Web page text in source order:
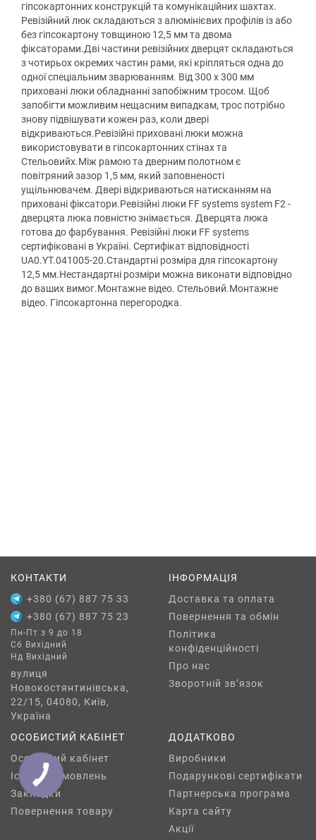
гіпсокартонних конструкцій та комунікаційних шахтах.
Ревізійний люк складаються з алюмінієвих профілів із або
без гіпсокартону товщиною 12,5 мм та двома
фіксаторами.Дві частини ревізійних дверцят складаються
з чотирьох окремих частин рами, які кріпляться одна до
одної спеціальним зварюванням. Від 300 х 300 мм
приховані люки обладнанні запобіжним тросом. Щоб
запобігти можливим нещасним випадкам, трос потрібно
знову підвішувати кожен раз, коли двері
відкриваються.Ревізійні приховані люки можна
використовувати в гіпсокартонних стінах та
Стельовийх.Між рамою та дверним полотном є
повітряний зазор 1,5 мм, який заповненості
ущільнювачем. Двері відкриваються натисканням на
приховані фіксатори.Ревізійні люки FF systems system F2 -
дверцята люка повністю знімається. Дверцята люка
готова до фарбування. Ревізійні люки FF systems
сертифіковані в Україні. Сертифікат відповідності
UA0.YT.041005-20.Стандартні розміра для гіпсокартону
12,5 мм.Нестандартні розміри можна виконати відповідно
до ваших вимог.Монтажне відео. Стельовий.Монтажне
відео. Гіпсокартонна перегородка.
КОНТАКТИ
+380 (67) 887 75 33
+380 (67) 887 75 23
Пн-Пт з 9 до 18
Сб Вихідний
Нд Вихідний
вулиця
Новокостянтинівська,
22/15, 04080, Київ,
Україна
ІНФОРМАЦІЯ
Доставка та оплата
Повернення та обмін
Політика
конфіденційності
Про нас
Зворотній зв’язок
ОСОБИСТИЙ КАБІНЕТ
Особистий кабінет
Історія замовлень
Закладки
Повернення товару
ДОДАТКОВО
Виробники
Подарункові сертифікати
Партнерська програма
Карта сайту
Акції
КНОПКА
ЗВ'ЯЗКУ